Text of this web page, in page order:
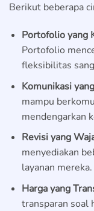
Berikut beberapa
Portofolio yang
Portofolio
fleksibilitas
Komunikasi
mampu
mendengarkan
Revisi yang
menyediakan
layanan mereka.
Harga yang
transparan soal